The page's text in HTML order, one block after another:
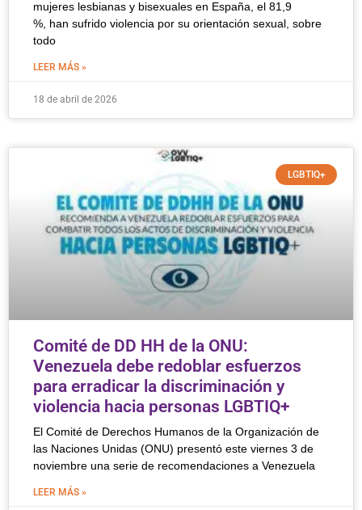
mujeres lesbianas y bisexuales en España, el 81,9
%, han sufrido violencia por su orientación sexual, sobre
todo
LEER MÁS »
18 de abril de 2026
LGBTIQ+
Comité de DD HH de la ONU:
Venezuela debe redoblar esfuerzos
para erradicar la discriminación y
violencia hacia personas LGBTIQ+
El Comité de Derechos Humanos de la Organización de
las Naciones Unidas (ONU) presentó este viernes 3 de
noviembre una serie de recomendaciones a Venezuela
LEER MÁS »